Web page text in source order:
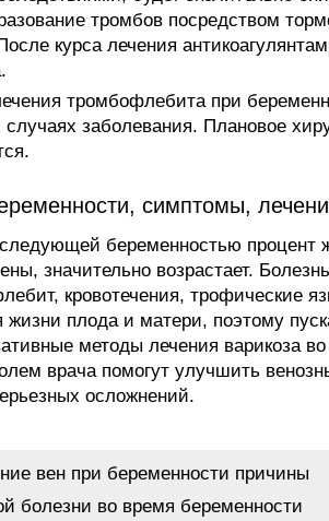
тромбов посредством
курса лечения
тромбофлебита при
заболевания. Плановое
симптомы,
беременностью процент
значительно возрастает.
кровотечения, трофические
жизни плода и матери, поэтому
методы лечения варикоза
врача помогут улучшить
осложнений.
вен при беременности причины
болезни во время беременности